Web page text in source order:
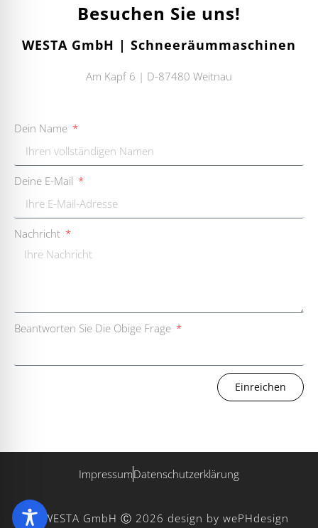
Besuchen Sie uns!
WESTA GmbH | Schneeräummaschinen
Am Kapf 6 | D-87480 Weitnau
Dein Name
Deine E-Mail
Nachricht
Beantworten Sie Die Obige Frage
Einreichen
WESTA GmbH Ⓒ 2026 design by wePHdesign
ImpressumDatenschutzerklärung